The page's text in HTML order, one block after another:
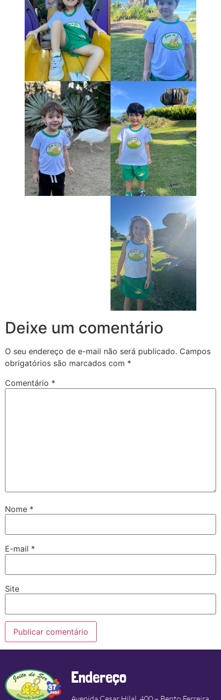
Deixe um comentário
O seu endereço de e-mail não será publicado. Campos
obrigatórios são marcados com *
Comentário *
Nome *
E-mail *
Site
Endereço